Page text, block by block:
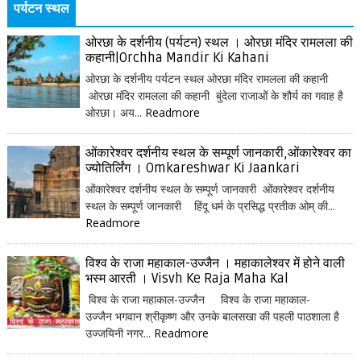
पर्यटन स्थल
ओरछा के दर्शनीय (पर्यटन) स्थल । ओरछा मंदिर रामलला की
कहानी|Orchha Mandir Ki Kahani
ओरछा के दर्शनीय पर्यटन स्थल ओरछा मंदिर रामलला की कहानी
ओरछा मंदिर रामलला की कहानी बुंदेला राजाओं के शौर्य का गवाह है
ओरछा। अय... Readmore
ओंकारेश्वर दर्शनीय स्थल के सम्पूर्ण जानकारी,ओंकारेश्वर का
ज्योतिर्लिंग । Omkareshwar Ki Jaankari
ओंकारेश्वर दर्शनीय स्थल के सम्पूर्ण जानकारी ओंकारेश्वर दर्शनीय
स्थल के सम्पूर्ण जानकारी हिंदू धर्म के प्रसिद्ध प्रतीक ओम् की...
Readmore
विश्व के राजा महाकाल-उज्जैन । महाकालेश्वर में होने वाली
भस्म आरती । Visvh Ke Raja Maha Kal
विश्व के राजा महाकाल-उज्जैन विश्व के राजा महाकाल-
उज्जैन भगवान श्रीकृष्ण और उनके बालसखा की पहली पाठशाला है
उज्जयिनी नगर... Readmore